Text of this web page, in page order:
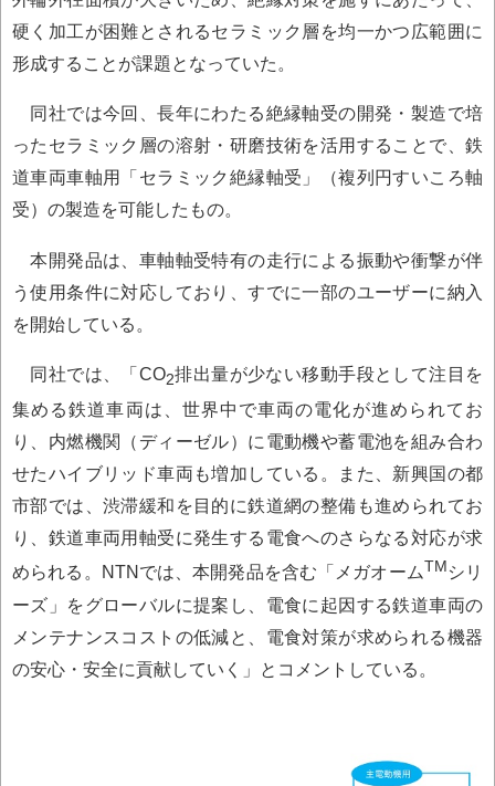
硬く加工が困難とされるセラミック層を均一かつ広範囲に
形成することが課題となっていた。
同社では今回、長年にわたる絶縁軸受の開発・製造で培
ったセラミック層の溶射・研磨技術を活用することで、鉄
道車両車軸用「セラミック絶縁軸受」（複列円すいころ軸
受）の製造を可能したもの。
本開発品は、車軸軸受特有の走行による振動や衝撃が伴
う使用条件に対応しており、すでに一部のユーザーに納入
を開始している。
同社では、「CO2排出量が少ない移動手段として注目を
集める鉄道車両は、世界中で車両の電化が進められてお
り、内燃機関（ディーゼル）に電動機や蓄電池を組み合わ
せたハイブリッド車両も増加している。また、新興国の都
市部では、渋滞緩和を目的に鉄道網の整備も進められてお
り、鉄道車両用軸受に発生する電食へのさらなる対応が求
められる。NTNでは、本開発品を含む「メガオームTM シリ
ーズ」をグローバルに提案し、電食に起因する鉄道車両の
メンテナンスコストの低減と、電食対策が求められる機器
の安心・安全に貢献していく」とコメントしている。